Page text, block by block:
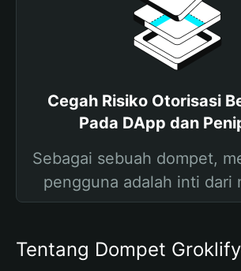
Cegah Risiko Otorisasi
Pada DApp dan
Sebagai sebuah dompet,
pengguna adalah inti dari
Tentang Dompet Groklify